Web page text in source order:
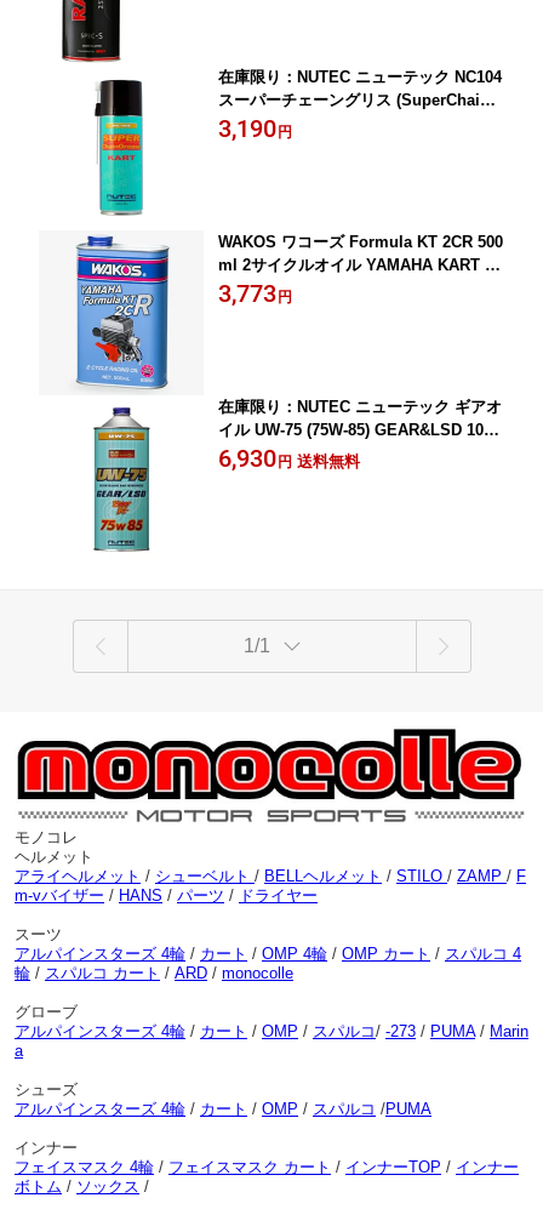
在庫限り：NUTEC ニューテック NC104
スーパーチェーングリス (SuperChainG
rease) 420ml RACING KART レーシン
グカート チェーンオイル
3,190 円
WAKOS ワコーズ Formula KT 2CR 500
ml 2サイクルオイル YAMAHA KART E
G KTシリーズ推奨オイル CIK公認 1点
(B350)
3,773 円
在庫限り：NUTEC ニューテック ギアオ
イル UW-75 (75W-85) GEAR&LSD 10
0％化学合成 エステル系 1000ml
6,930 円 送料無料
1/1
モノコレ
ヘルメット
アライヘルメット / シューベルト / BELLヘルメット / STILO / ZAMP / F
m-vバイザー / HANS / パーツ / ドライヤー
スーツ
アルパインスターズ 4輪 / カート / OMP 4輪 / OMP カート / スパルコ 4
輪 / スパルコ カート / ARD / monocolle
グローブ
アルパインスターズ 4輪 / カート / OMP / スパルコ/ -273 / PUMA/ Marin
a
シューズ
アルパインスターズ 4輪 / カート / OMP / スパルコ /PUMA
インナー
フェイスマスク 4輪 / フェイスマスク カート / インナーTOP / インナー
ボトム / ソックス /